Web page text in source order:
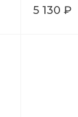
5 130 ₽